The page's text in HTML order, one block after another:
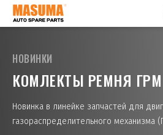
НОВИНКИ
КОМЛЕКТЫ РЕМНЯ ГРМ
Новинка в линейке запчастей для
газораспределительного механизма